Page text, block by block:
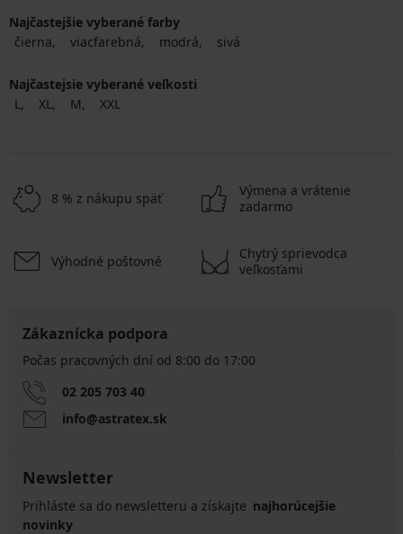
Najčastejšie vyberané farby
čierna
viacfarebná modrá sivá
Najčastejsie vyberané veľkosti
L
XL M XXL
8 % z nákupu späť
Výmena a vrátenie
zadarmo
Výhodné poštovné
Chytrý sprievodca
veľkosťami
Zákaznícka podpora
Počas pracovných dní od 8:00 do 17:00
02 205 703 40
info@astratex.sk
Newsletter
Prihláste sa do newsletteru a získajte najhorúcejšie
novinky